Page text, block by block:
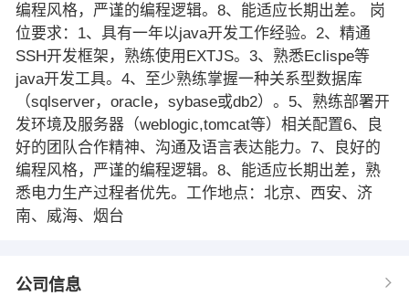
编程风格，严谨的编程逻辑。8、能适应长期出差。 岗
位要求：1、具有一年以java开发工作经验。2、精通
SSH开发框架，熟练使用EXTJS。3、熟悉Eclispe等
java开发工具。4、至少熟练掌握一种关系型数据库
（sqlserver，oracle，sybase或db2）。5、熟练部署开
发环境及服务器（weblogic,tomcat等）相关配置6、良
好的团队合作精神、沟通及语言表达能力。7、良好的
编程风格，严谨的编程逻辑。8、能适应长期出差，熟
悉电力生产过程者优先。工作地点：北京、西安、济
南、威海、烟台
公司信息